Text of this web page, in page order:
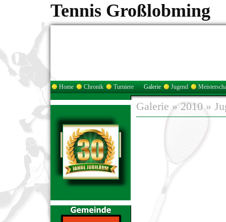
Tennis Großlobming
Home Chronik Turniere Galerie Jugend
Galerie »2010 »